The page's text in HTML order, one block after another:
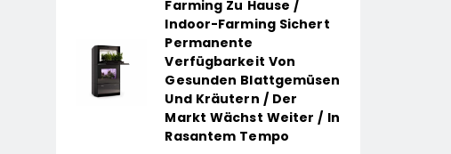
Farming Zu Hause /
Indoor-Farming Sichert
Permanente
Verfügbarkeit Von
Gesunden Blattgemüsen
Und Kräutern / Der
Markt Wächst Weiter / In
Rasantem Tempo